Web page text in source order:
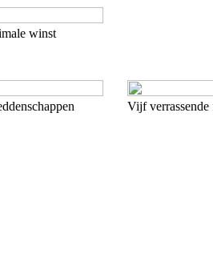
winst
Vijf verrassende